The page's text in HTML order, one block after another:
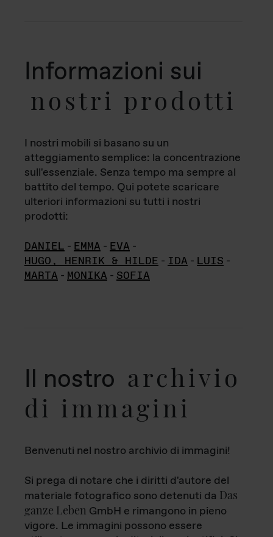
Informazioni sui
nostri prodotti
I nostri mobili si basano su un
atteggiamento semplice: la concentrazione
sull'essenziale. Senza tempo ma sempre al
battito del tempo. Qui potete scaricare
ulteriori informazioni su tutti i nostri
prodotti:
DANIEL - EMMA - EVA -
HUGO, HENRIK & HILDE - IDA - LUIS -
MARTA - MONIKA - SOFIA
Il nostro archivio
di immagini
Benvenuti nel nostro archivio di immagini!
Si prega di notare che i diritti d'autore del
materiale fotografico sono detenuti da Das
ganze Leben GmbH e rimangono in pieno
vigore. Le immagini possono essere